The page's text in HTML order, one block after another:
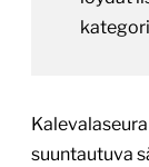
suuntautuva